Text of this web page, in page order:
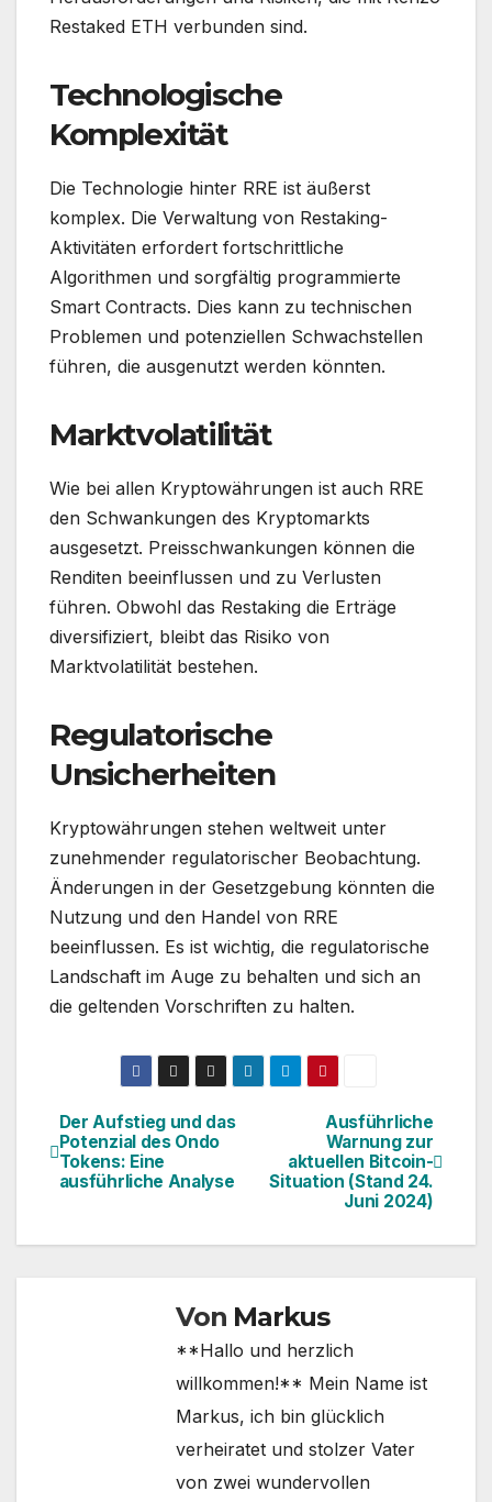
Restaked ETH verbunden sind.
Technologische
Komplexität
Die Technologie hinter RRE ist äußerst
komplex. Die Verwaltung von Restaking-
Aktivitäten erfordert fortschrittliche
Algorithmen und sorgfältig programmierte
Smart Contracts. Dies kann zu technischen
Problemen und potenziellen Schwachstellen
führen, die ausgenutzt werden könnten.
Marktvolatilität
Wie bei allen Kryptowährungen ist auch RRE
den Schwankungen des Kryptomarkts
ausgesetzt. Preisschwankungen können die
Renditen beeinflussen und zu Verlusten
führen. Obwohl das Restaking die Erträge
diversifiziert, bleibt das Risiko von
Marktvolatilität bestehen.
Regulatorische
Unsicherheiten
Kryptowährungen stehen weltweit unter
zunehmender regulatorischer Beobachtung.
Änderungen in der Gesetzgebung könnten die
Nutzung und den Handel von RRE
beeinflussen. Es ist wichtig, die regulatorische
Landschaft im Auge zu behalten und sich an
die geltenden Vorschriften zu halten.
BeitragsnavigationAusführliche
Warnung zur
aktuellen Bitcoin-
Situation (Stand 24.
Juni 2024)
Der Aufstieg und das
Potenzial des Ondo
Tokens: Eine
ausführliche Analyse
Von Markus
**Hallo und herzlich
willkommen!** Mein Name ist
Markus, ich bin glücklich
verheiratet und stolzer Vater
von zwei wundervollen